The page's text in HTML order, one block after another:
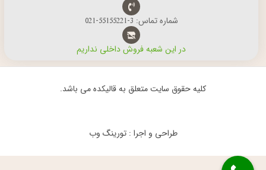
شماره تماس: 3-55155221-021
در این شعبه فروش داخلی نداریم
کلیه حقوق سایت متعلق به قالیکده می باشد.
طراحی و اجرا : تورینگ وب